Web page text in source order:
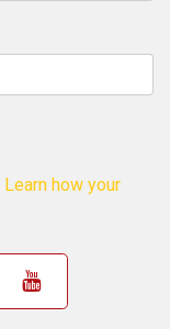
Learn how your